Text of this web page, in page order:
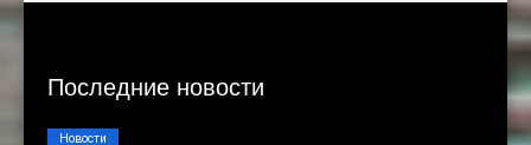
Последние новости
Новости